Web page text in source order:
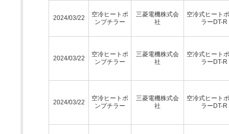
2024/03/22
空冷ヒートポ
ンプチラー
三菱電機株式会
社
空冷式ヒート
ラーDT-
2024/03/22
空冷ヒートポ
ンプチラー
三菱電機株式会
社
空冷式ヒート
ラーDT-
2024/03/22
空冷ヒートポ
ンプチラー
三菱電機株式会
社
空冷式ヒート
ラーDT-